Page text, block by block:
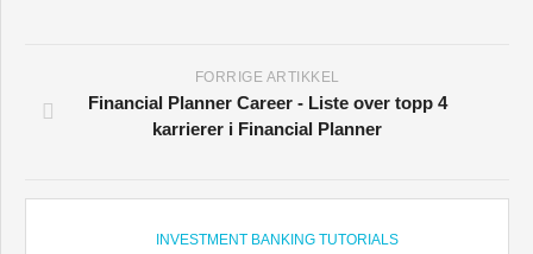
FORRIGE ARTIKKEL
Financial Planner Career - Liste over topp 4
karrierer i Financial Planner
INVESTMENT BANKING TUTORIALS